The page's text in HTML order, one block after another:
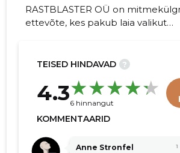
RASTBLASTER OÜ on
ettevõte, kes pakub laia valikut
aiamajade soodapritsitöödest ja
alumiiniumvelgede puhastusest
autokere ja fassaadide
TEISED HINDAVAD ?
4.36 hinnangut
KOMMENTAARID
Anne Stronfel